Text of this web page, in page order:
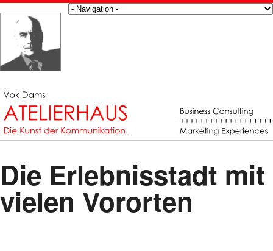
Die Erlebnisstadt mit
vielen Vororten